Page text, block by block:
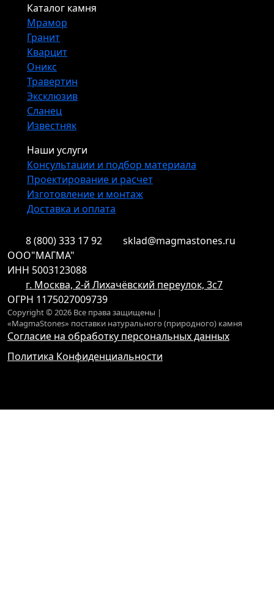
Каталог камня
Мрамор
Гранит
Кварцит
Оникс
Травертин
Эксклюзив
Сланец
Известняк
Наши услуги
Консультации и подбор материала
Проектирование и расчет
Изготовление и монтаж
Доставка и оплата
8 (800) 333 17 92
sklad@magmastones.ru
ООО"МАГМА"
ИНН 5003123088
г. Москва, 2-й Лихачёвский переулок, 3с7
ОГРН 1175027009739
Copyright © 2026 Все права защищены |
«MagmaStones» поставки натурального (природного) камня
Согласие на обработку персональных данных
Политика Конфиденциальности